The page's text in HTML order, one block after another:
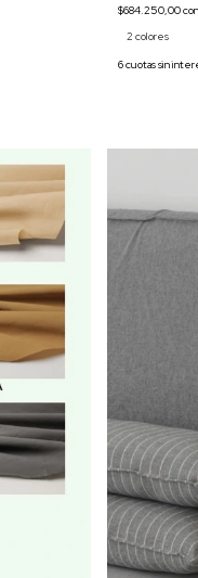
$684.250,00con
2 colores
6cuotas sin